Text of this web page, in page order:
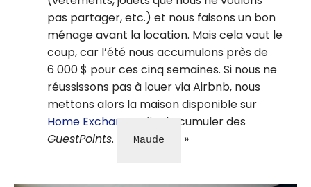
pas partager, etc.) et nous faisons un bon
ménage avant la location. Mais cela vaut le
coup, car l’été nous accumulons près de
6 000 $ pour ces cinq semaines. Si nous ne
réussissons pas à louer via Airbnb, nous
mettons alors la maison disponible sur
Home Exchange
afin de cumuler des
GuestPoints. Maude